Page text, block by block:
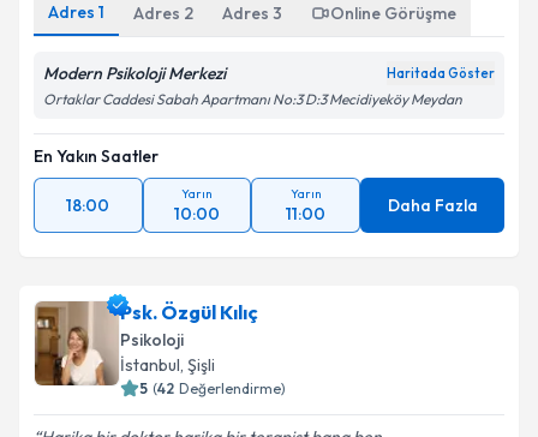
Adres 1 Adres 2 Adres 3 Online Görüşme
Modern Psikoloji Merkezi Haritada Göster
Ortaklar Caddesi Sabah Apartmanı No:3 D:3 Mecidiyeköy Meydan
En Yakın Saatler
18:00
Yarın
10:00
Yarın
11:00 Daha Fazla
Psk. Özgül Kılıç
Psikoloji
İstanbul, Şişli
5 (42 Değerlendirme)